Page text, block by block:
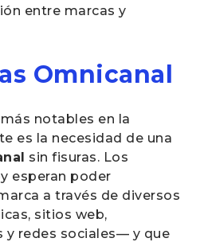
entre marcas y
Omnicanal
notables en la
es la necesidad de una
sin fisuras. Los
esperan poder
a través de diversos
sitios web,
y redes sociales— y que